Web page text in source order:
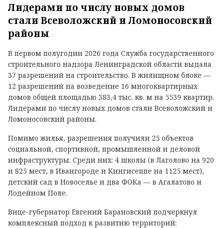
Лидерами по числу новых домов
стали Всеволожский и Ломоносовский
районы
В первом полугодии 2026 года Служба государственного
строительного надзора Ленинградской области выдала
37 разрешений на строительство. В жилищном блоке —
12 разрешений на возведение 16 многоквартирных
домов общей площадью 383,4 тыс. кв. м на 5539 квартир.
Лидерами по числу новых домов стали Всеволожский и
Ломоносовский районы.
Помимо жилья, разрешения получили 25 объектов
социальной, спортивной, промышленной и деловой
инфраструктуры. Среди них: 4 школы (в Лаголово на 920
и 825 мест, в Ивангороде и Кингисеппе на 1125 мест),
детский сад в Новоселье и два ФОКа — в Агалатово и
Лодейном Поле.
Вице-губернатор Евгений Барановский подчеркнул
комплексный подход к развитию территорий: